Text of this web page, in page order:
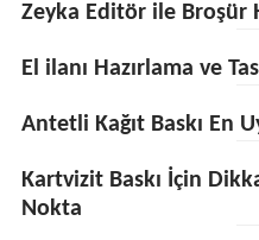
Zeyka Editör ile Broşür
El ilanı Hazırlama ve
Antetli Kağıt Baskı En
Kartvizit Baskı İçin
Nokta